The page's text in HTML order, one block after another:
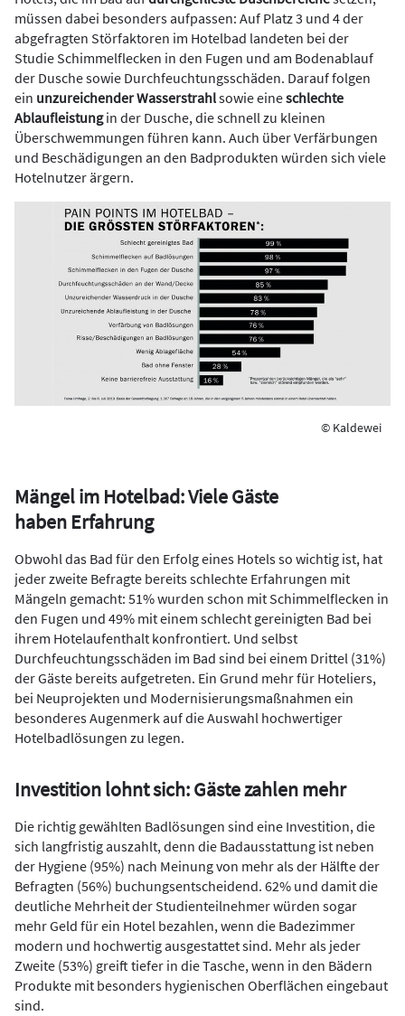
müssen dabei besonders aufpassen: Auf Platz 3 und 4 der
abgefragten Störfaktoren im Hotelbad landeten bei der
Studie Schimmelflecken in den Fugen und am Bodenablauf
der Dusche sowie Durchfeuchtungsschäden. Darauf folgen
ein unzureichender Wasserstrahlsowie eineschlechte
Ablaufleistungin der Dusche, die schnell zu kleinen
Überschwemmungen führen kann. Auch über Verfärbungen
und Beschädigungen an den Badprodukten würden sich viele
Hotelnutzer ärgern.
© Kaldewei
Mängel im Hotelbad: Viele Gäste
haben Erfahrung
Obwohl das Bad für den Erfolg eines Hotels so wichtig ist, hat
jeder zweite Befragte bereits schlechte Erfahrungen mit
Mängeln gemacht: 51% wurden schon mit Schimmelflecken in
den Fugen und 49% mit einem schlecht gereinigten Bad bei
ihrem Hotelaufenthalt konfrontiert. Und selbst
Durchfeuchtungsschäden im Bad sind bei einem Drittel (31%)
der Gäste bereits aufgetreten. Ein Grund mehr für Hoteliers,
bei Neuprojekten und Modernisierungsmaßnahmen ein
besonderes Augenmerk auf die Auswahl hochwertiger
Hotelbadlösungen zu legen.
Investition lohnt sich: Gäste zahlen mehr
Die richtig gewählten Badlösungen sind eine Investition, die
sich langfristig auszahlt, denn die Badausstattung ist neben
der Hygiene (95%) nach Meinung von mehr als der Hälfte der
Befragten (56%) buchungsentscheidend. 62% und damit die
deutliche Mehrheit der Studienteilnehmer würden sogar
mehr Geld für ein Hotel bezahlen, wenn die Badezimmer
modern und hochwertig ausgestattet sind. Mehr als jeder
Zweite (53%) greift tiefer in die Tasche, wenn in den Bädern
Produkte mit besonders hygienischen Oberflächen eingebaut
sind.